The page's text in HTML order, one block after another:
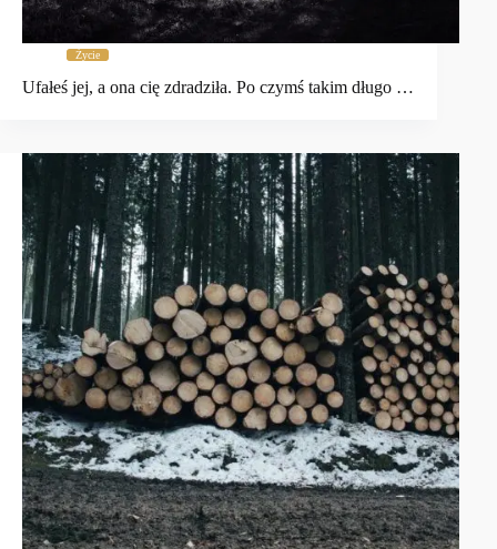
Życie
Ufałeś jej, a ona cię zdradziła. Po czymś takim długo …